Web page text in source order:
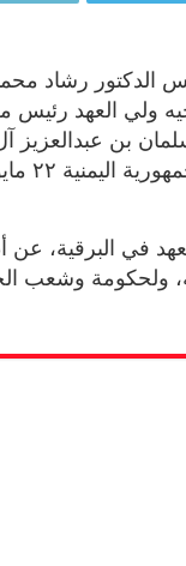
الدكتور رشاد
ولي العهد
بن عبدالعزيز
في البرقية، عن
ولحكومة وشعب